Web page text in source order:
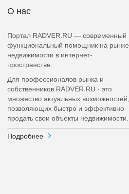
О нас
Портал RADVER.RU — современный
функциональный помощник на рынке
недвижимости в интернет-
пространстве.
Для профессионалов рынка и
собственников RADVER.RU - это
множество актуальных возможностей,
позволяющих быстро и эффективно
продать свои объекты недвижимости.
Подробнее